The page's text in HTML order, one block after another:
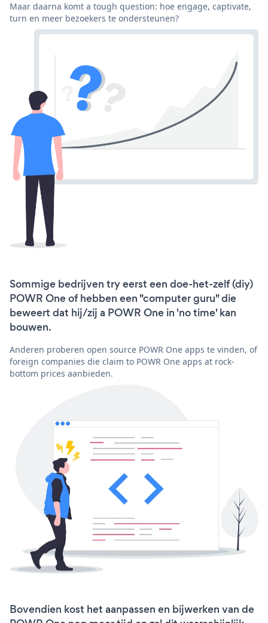
Maar daarna komt a tough question: hoe engage, captivate,
turn en meer bezoekers te ondersteunen?
Sommige bedrijven try eerst een doe-het-zelf (diy)
POWR One of hebben een "computer guru" die
beweert dat hij/zij a POWR One in 'no time' kan
bouwen.
Anderen proberen open source POWR One apps te vinden, of
foreign companies die claim to POWR One apps at rock-
bottom prices aanbieden.
Bovendien kost het aanpassen en bijwerken van de